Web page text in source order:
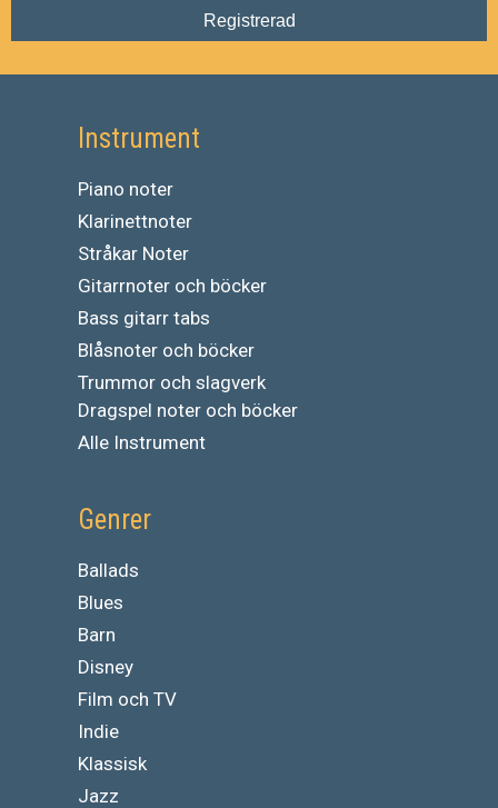
Registrerad
Instrument
Piano noter
Klarinettnoter
Stråkar Noter
Gitarrnoter och böcker
Bass gitarr tabs
Blåsnoter och böcker
Trummor och slagverk
Dragspel noter och böcker
Alle Instrument
Genrer
Ballads
Blues
Barn
Disney
Film och TV
Indie
Klassisk
Jazz